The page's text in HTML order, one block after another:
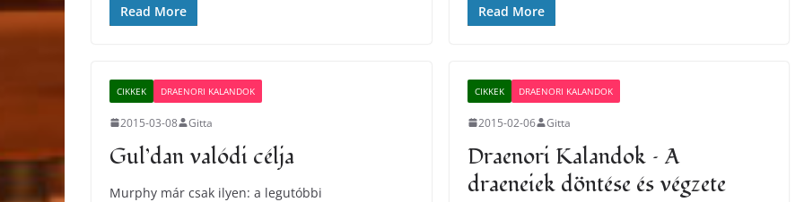
Read More Read More
CIKKEK DRAENORI KALANDOK
2015-03-08 Gitta
Gul’dan valódi célja
Murphy már csak ilyen: a legutóbbi
CIKKEK DRAENORI KALANDOK
2015-02-06 Gitta
Draenori Kalandok – A
draeneiek döntése és végzete